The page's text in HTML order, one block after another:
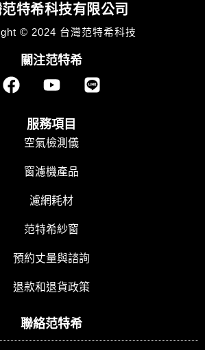
特希科技有限公司
© 2024 台灣范特希科技
關注范特希
F
a
Y
o
t
u
b
e
L
i
服務項目
空氣檢測儀
窗濾機產品
濾網耗材
范特希紗窗
預約丈量與諮詢
退款和退貨政策
聯絡范特希